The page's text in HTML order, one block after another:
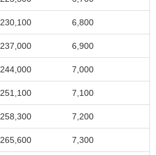
230,100 6,800
237,000 6,900
244,000 7,000
251,100 7,100
258,300 7,200
265,600 7,300